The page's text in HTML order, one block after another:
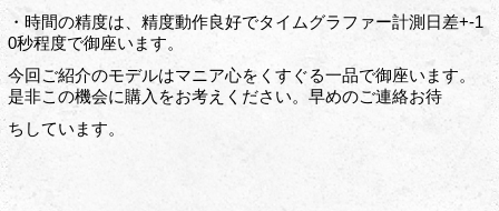
・時間の精度は、精度動作良好でタイムグラファー計測日差+-1
0秒程度で御座います。
今回ご紹介のモデルはマニア心をくすぐる一品で御座います。
是非この機会に購入をお考えください。早めのご連絡お待
ちしています。